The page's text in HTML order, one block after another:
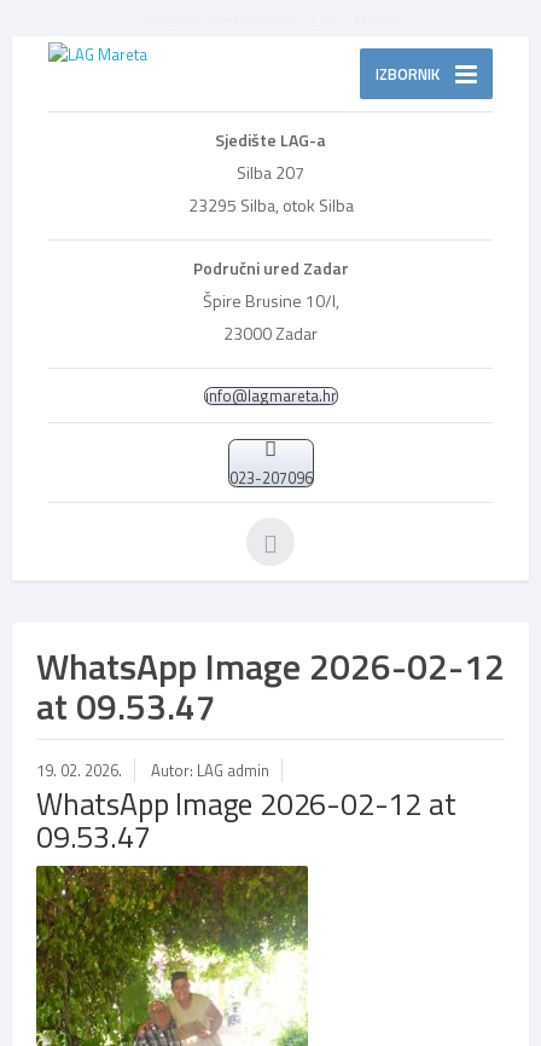
IZBORNIK
Sjedište LAG-a
Silba 207
23295 Silba, otok Silba
Područni ured Zadar
Špire Brusine 10/I,
23000 Zadar
info@lagmareta.hr
023-207096
WhatsApp Image 2026-02-12
at 09.53.47
19. 02. 2026. Autor: LAG admin
WhatsApp Image 2026-02-12 at
09.53.47